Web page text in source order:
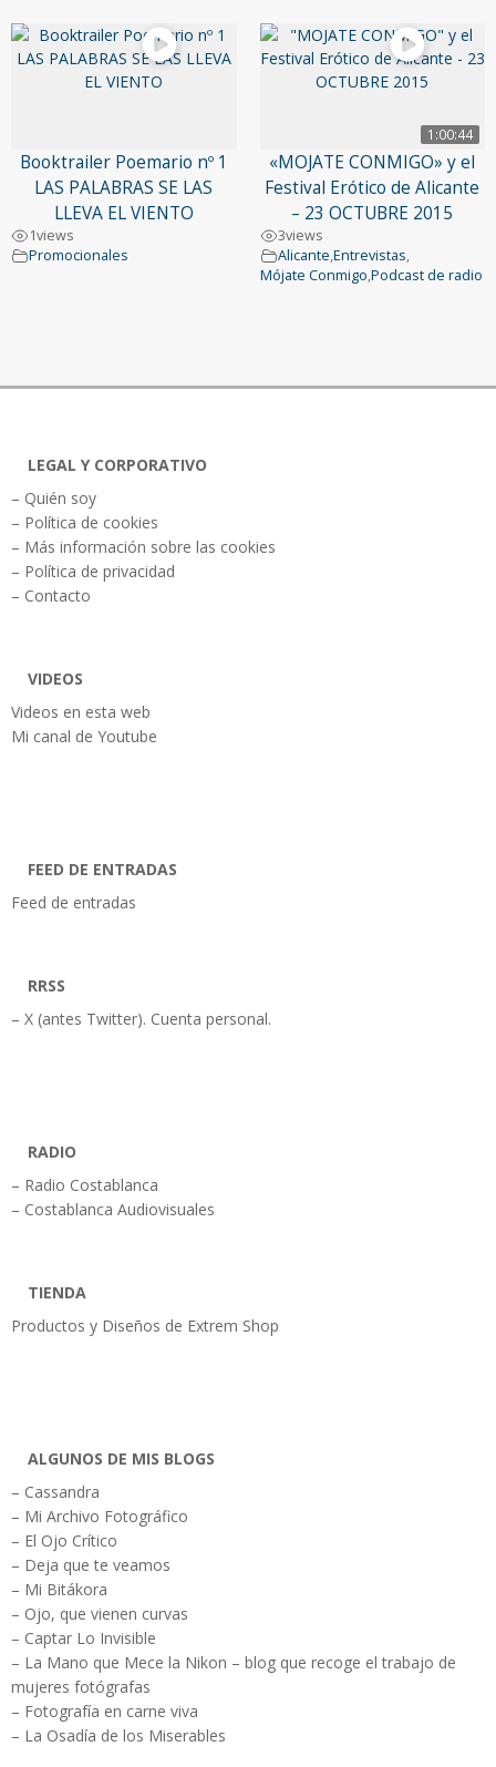
Booktrailer Poemario nº 1
LAS PALABRAS SE LAS
LLEVA EL VIENTO
1views
Promocionales
1:00:44
«MOJATE CONMIGO» y el
Festival Erótico de Alicante
– 23 OCTUBRE 2015
3views
Alicante,Entrevistas,
Mójate Conmigo,Podcast de radio
LEGAL Y CORPORATIVO
– Quién soy
– Política de cookies
– Más información sobre las cookies
– Política de privacidad
– Contacto
VIDEOS
Videos en esta web
Mi canal de Youtube
FEED DE ENTRADAS
Feed de entradas
RRSS
– X (antes Twitter). Cuenta personal.
RADIO
– Radio Costablanca
– Costablanca Audiovisuales
TIENDA
Productos y Diseños de Extrem Shop
ALGUNOS DE MIS BLOGS
– Cassandra
– Mi Archivo Fotográfico
– El Ojo Crítico
– Deja que te veamos
– Mi Bitákora
– Ojo, que vienen curvas
– Captar Lo Invisible
– La Mano que Mece la Nikon – blog que recoge el trabajo de
mujeres fotógrafas
– Fotografía en carne viva
– La Osadía de los Miserables